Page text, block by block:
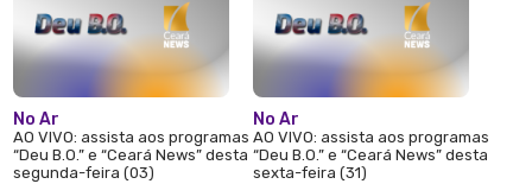
No Ar
AO VIVO: assista aos programas
“Deu B.O.” e “Ceará News” desta
segunda-feira (03)
No Ar
AO VIVO: assista aos programas
“Deu B.O.” e “Ceará News” desta
sexta-feira (31)